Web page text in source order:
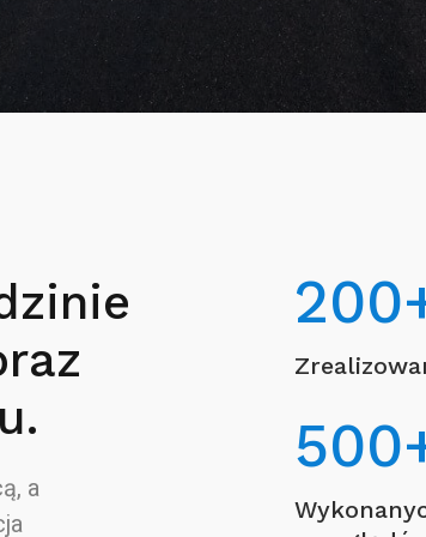
a
200
500